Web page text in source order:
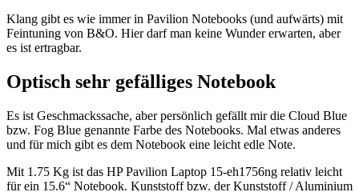
Klang gibt es wie immer in Pavilion Notebooks (und aufwärts) mit
Feintuning von B&O. Hier darf man keine Wunder erwarten, aber
es ist ertragbar.
Optisch sehr gefälliges Notebook
Es ist Geschmackssache, aber persönlich gefällt mir die Cloud Blue
bzw. Fog Blue genannte Farbe des Notebooks. Mal etwas anderes
und für mich gibt es dem Notebook eine leicht edle Note.
Mit 1.75 Kg ist das HP Pavilion Laptop 15-eh1756ng relativ leicht
für ein 15.6“ Notebook. Kunststoff bzw. der Kunststoff / Aluminium